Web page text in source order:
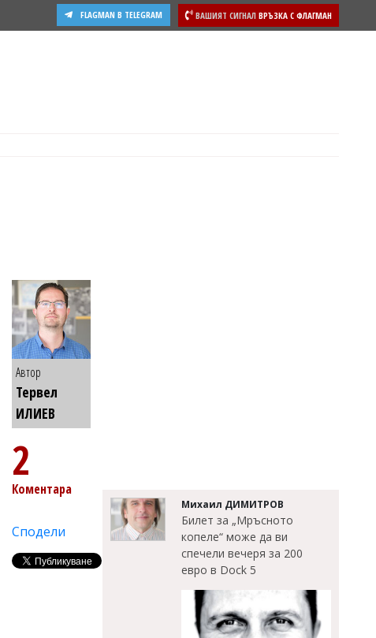
ВАШИЯТ СИГНАЛ ВРЪЗКА С ФЛАГМАН
FLAGMAN В TELEGRAM
Автор
Тервел
ИЛИЕВ
2
Коментара
Сподели
Михаил ДИМИТРОВ
Билет за „Мръсното
копеле“ може да ви
спечели вечеря за 200
евро в Dock 5